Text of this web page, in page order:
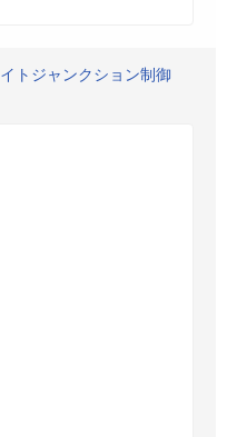
トジャンクション制御